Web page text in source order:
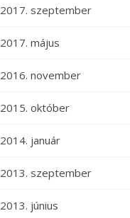
2017. szeptember
2017. május
2016. november
2015. október
2014. január
2013. szeptember
2013. június